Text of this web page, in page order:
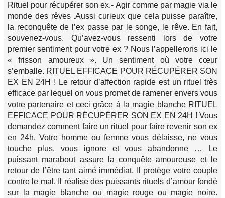
Rituel pour récupérer son ex.- Agir comme par magie via le
monde des rêves .Aussi curieux que cela puisse paraître,
la reconquête de l’ex passe par le songe, le rêve. En fait,
souvenez-vous. Qu’avez-vous ressenti lors de votre
premier sentiment pour votre ex ? Nous l’appellerons ici le
« frisson amoureux ». Un sentiment où votre cœur
s’emballe. RITUEL EFFICACE POUR RÉCUPÉRER SON
EX EN 24H ! Le retour d’affection rapide est un rituel très
efficace par lequel on vous promet de ramener envers vous
votre partenaire et ceci grâce à la magie blanche RITUEL
EFFICACE POUR RÉCUPÉRER SON EX EN 24H ! Vous
demandez comment faire un rituel pour faire revenir son ex
en 24h, Votre homme ou femme vous délaisse, ne vous
touche plus, vous ignore et vous abandonne … Le
puissant marabout assure la conquête amoureuse et le
retour de l’être tant aimé immédiat. Il protège votre couple
contre le mal. Il réalise des puissants rituels d’amour fondé
sur la magie blanche ou magie rouge ou magie noire.